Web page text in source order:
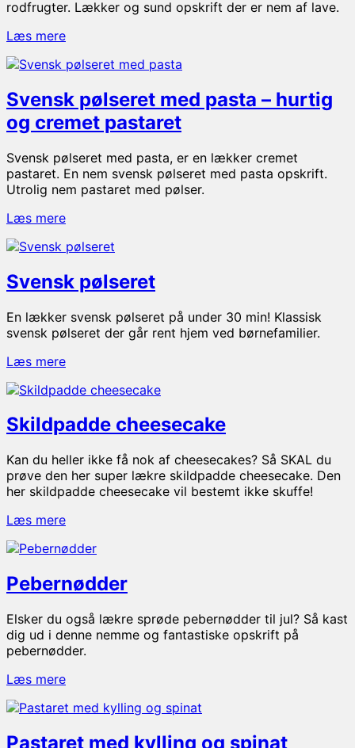
rodfrugter. Lækker og sund opskrift der er nem af lave.
Læs mereSvensk
med
Svensk pølseret med pasta – hurtig
og cremet pastaret
Svensk pølseret med pasta, er en lækker cremet
pastaret. En nem svensk pølseret med pasta opskrift.
Utrolig nem pastaret med pølser.
Læs mereSvensk
med
–
hurtig
og
cremet
pastaret
Svensk pølseret
En lækker svensk pølseret på under 30 min! Klassisk
svensk pølseret der går rent hjem ved børnefamilier.
Læs mereSvensk
Skildpadde cheesecake
Kan du heller ikke få nok af cheesecakes? Så SKAL du
prøve den her super lækre skildpadde cheesecake. Den
her skildpadde cheesecake vil bestemt ikke skuffe!
Læs mereSkildpadde
Pebernødder
Elsker du også lækre sprøde pebernødder til jul? Så kast
dig ud i denne nemme og fantastiske opskrift på
pebernødder.
Læs merePebernødder
Pastaret med kylling og spinat